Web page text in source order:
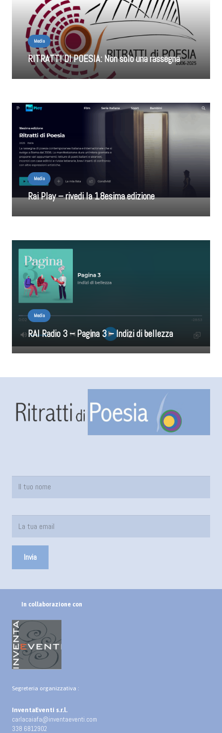
Media
RITRATTI DI POESIA: Non solo una rassegna
Media
Rai Play – rivedi la 18esima edizione
Media
RAI Radio 3 – Pagina 3 – Indizi di bellezza
In collaborazione con
Segreteria organizzativa :
InventaEventi s.r.l.
carlacaiafa@inventaeventi.com
338 6812902